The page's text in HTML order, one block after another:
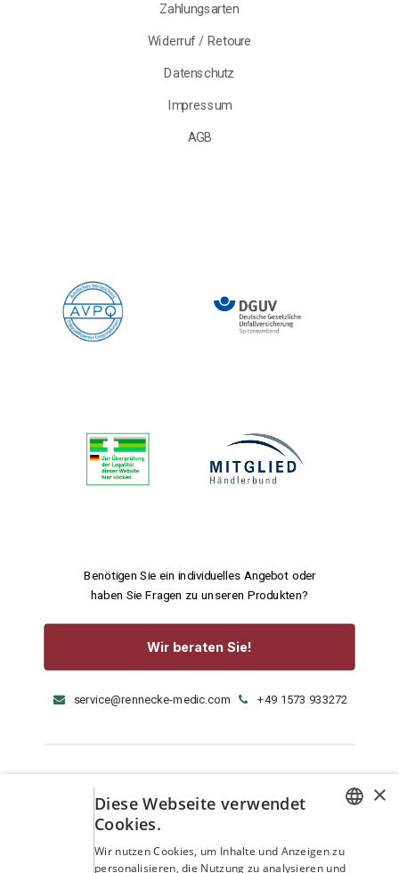
Zahlungsarten
Widerruf / Retoure
Datenschutz
Impressum
AGB
Benötigen Sie ein individuelles Angebot oder
haben Sie Fragen zu unseren Produkten?
Wir beraten Sie!
service@rennecke-medic.com +49 1573 933272
×
Diese Webseite verwendet
Cookies.
Wir nutzen Cookies, um Inhalte und Anzeigen zu
personalisieren, die Nutzung zu analysieren und